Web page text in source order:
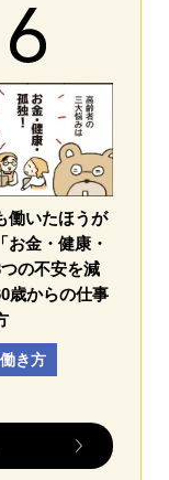
働いたほうが
お金・健康・
の不安を減
歳からの仕事
き方